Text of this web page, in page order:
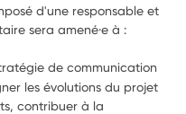
d'une responsable et
sera amené·e à :
de communication
les évolutions du projet
contribuer à la